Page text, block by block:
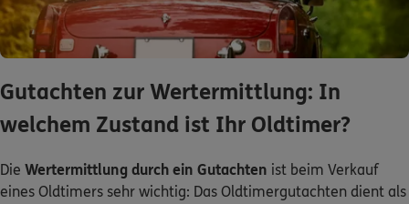
Gutachten zur Wertermittlung: In
welchem Zustand ist Ihr Oldtimer?
Die Wertermittlung durch ein Gutachten ist beim Verkauf
eines Oldtimers sehr wichtig: Das Oldtimergutachten dient als